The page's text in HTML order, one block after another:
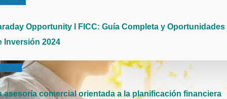
Opportunity I FICC: Guía Completa y Oportunidades
Inversión 2024
asesoría comercial orientada a la planificación financiera